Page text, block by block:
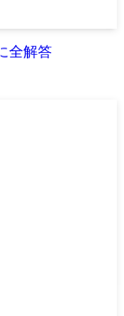
全解答